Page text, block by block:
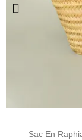
Sac En